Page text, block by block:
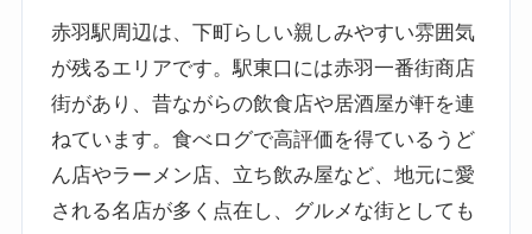
赤羽駅周辺は、下町らしい親しみやすい雰囲気
が残るエリアです。駅東口には赤羽一番街商店
街があり、昔ながらの飲食店や居酒屋が軒を連
ねています。食べログで高評価を得ているうど
ん店やラーメン店、立ち飲み屋など、地元に愛
される名店が多く点在し、グルメな街としても